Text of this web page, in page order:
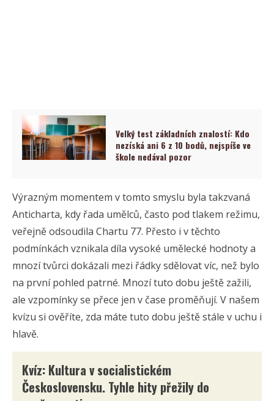
Velký test základních znalostí: Kdo
nezíská ani 6 z 10 bodů, nejspíše ve
škole nedával pozor
Výrazným momentem v tomto smyslu byla takzvaná
Anticharta, kdy řada umělců, často pod tlakem režimu,
veřejně odsoudila Chartu 77. Přesto i v těchto
podmínkách vznikala díla vysoké umělecké hodnoty a
mnozí tvůrci dokázali mezi řádky sdělovat víc, než bylo
na první pohled patrné. Mnozí tuto dobu ještě zažili,
ale vzpomínky se přece jen v čase proměňují. V našem
kvízu si ověříte, zda máte tuto dobu ještě stále v uchu i
hlavě.
Kvíz: Kultura v socialistickém
Československu. Tyhle hity přežily do